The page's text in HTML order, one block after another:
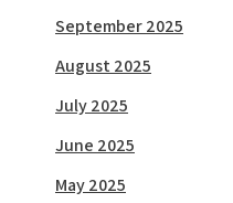
September 2025
August 2025
July 2025
June 2025
May 2025